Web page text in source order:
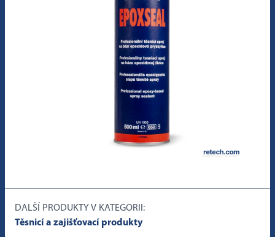
DALŠÍ PRODUKTY V KATEGORII:
Těsnicí a zajišťovací produkty